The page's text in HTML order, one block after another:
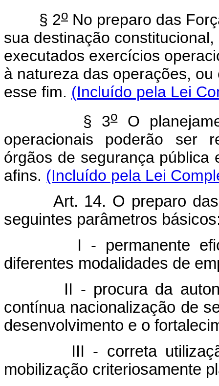
§ 2o No preparo das
sua destinação
executados exercícios
à natureza das operações,
esse fim. (Incluído pela Lei
§ 3oO
operacionais poderão ser
órgãos de segurança pública
afins. (Incluído pela Lei
Art. 14. O preparo das
seguintes parâmetros
I - permanente
diferentes modalidades de
II - procura da
contínua nacionalização de
desenvolvimento e o
III - correta utilização
mobilização criteriosamente